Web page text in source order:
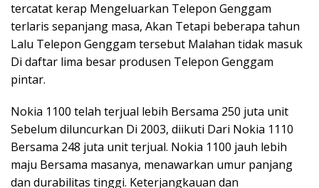
tercatat kerap Mengeluarkan Telepon Genggam
terlaris sepanjang masa, Akan Tetapi beberapa tahun
Lalu Telepon Genggam tersebut Malahan tidak masuk
Di daftar lima besar produsen Telepon Genggam
pintar.
Nokia 1100 telah terjual lebih Bersama 250 juta unit
Sebelum diluncurkan Di 2003, diikuti Dari Nokia 1110
Bersama 248 juta unit terjual. Nokia 1100 jauh lebih
maju Bersama masanya, menawarkan umur panjang
dan durabilitas tinggi. Keterjangkauan dan